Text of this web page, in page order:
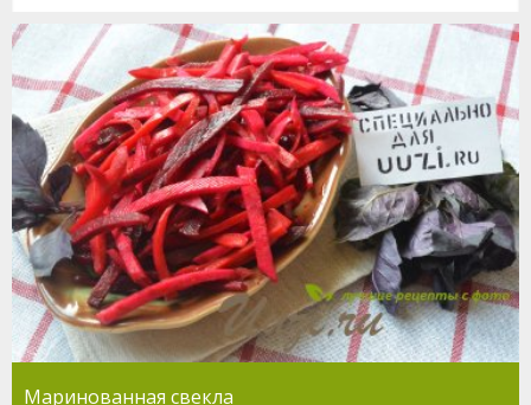
Маринованная свекла